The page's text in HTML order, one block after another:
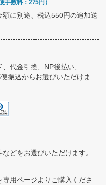
手数料：275円）
に別途、税込550円の追加送
代金引換、NP後払い、
振込からお選びいただけま
どをお選びいただけます。
用ページよりご購入くださ